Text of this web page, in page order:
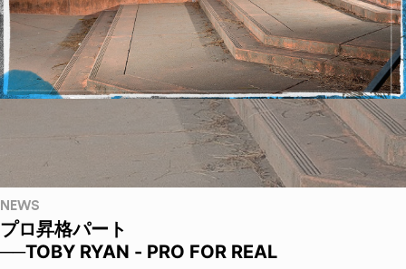
NEWS
プロ昇格パート
──TOBY RYAN - PRO FOR REAL